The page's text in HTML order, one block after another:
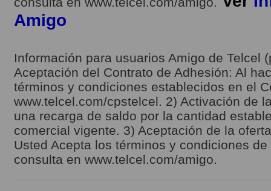
Amigo
Información para usuarios Amigo de Telcel
Aceptación del Contrato de Adhesión: Al
términos y condiciones establecidos en el
www.telcel.com/cpstelcel. 2) Activación de
una recarga de saldo por la cantidad
comercial vigente. 3) Aceptación de la
Usted Acepta los términos y condiciones
consulta en www.telcel.com/amigo.